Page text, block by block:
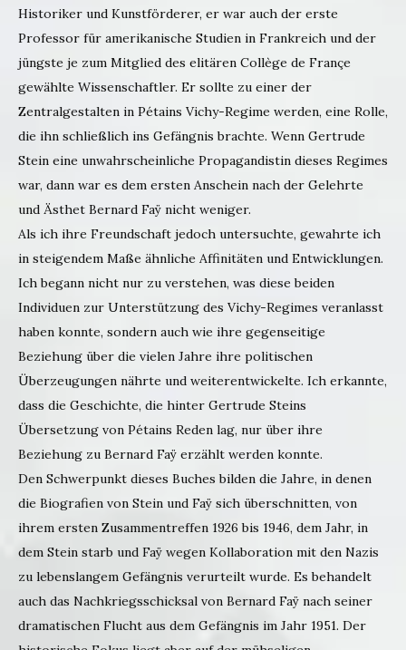
Historiker und Kunstförderer, er war auch der erste
Professor für amerikanische Studien in Frankreich und der
jüngste je zum Mitglied des elitären Collège de Françe
gewählte Wissenschaftler. Er sollte zu einer der
Zentralgestalten in Pétains Vichy-Regime werden, eine Rolle,
die ihn schließlich ins Gefängnis brachte. Wenn Gertrude
Stein eine unwahrscheinliche Propagandistin dieses Regimes
war, dann war es dem ersten Anschein nach der Gelehrte
und Ästhet Bernard Faÿ nicht weniger.
Als ich ihre Freundschaft jedoch untersuchte, gewahrte ich
in steigendem Maße ähnliche Affinitäten und Entwicklungen.
Ich begann nicht nur zu verstehen, was diese beiden
Individuen zur Unterstützung des Vichy-Regimes veranlasst
haben konnte, sondern auch wie ihre gegenseitige
Beziehung über die vielen Jahre ihre politischen
Überzeugungen nährte und weiterentwickelte. Ich erkannte,
dass die Geschichte, die hinter Gertrude Steins
Übersetzung von Pétains Reden lag, nur über ihre
Beziehung zu Bernard Faÿ erzählt werden konnte.
Den Schwerpunkt dieses Buches bilden die Jahre, in denen
die Biografien von Stein und Faÿ sich überschnitten, von
ihrem ersten Zusammentreffen 1926 bis 1946, dem Jahr, in
dem Stein starb und Faÿ wegen Kollaboration mit den Nazis
zu lebenslangem Gefängnis verurteilt wurde. Es behandelt
auch das Nachkriegsschicksal von Bernard Faÿ nach seiner
dramatischen Flucht aus dem Gefängnis im Jahr 1951. Der